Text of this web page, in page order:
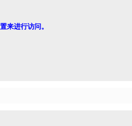
进行访问。